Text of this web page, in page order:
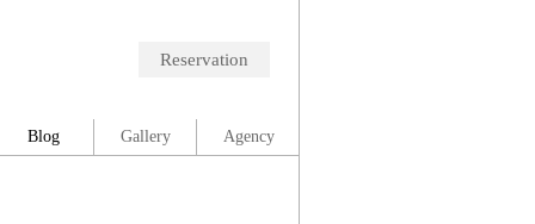
Reservation
Blog Gallery Agency